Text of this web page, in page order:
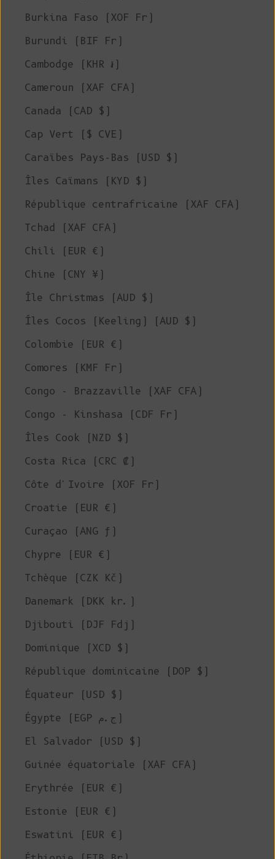
Burkina Faso (XOF Fr)
Burundi (BIF Fr)
Cambodge (KHR ៛)
Cameroun (XAF CFA)
Canada (CAD $)
Cap Vert ($ CVE)
Caraïbes Pays-Bas (USD $)
Îles Caïmans (KYD $)
République centrafricaine (XAF CFA)
Tchad (XAF CFA)
Chili (EUR €)
Chine (CNY ¥)
Île Christmas (AUD $)
Îles Cocos (Keeling) (AUD $)
Colombie (EUR €)
Comores (KMF Fr)
Congo - Brazzaville (XAF CFA)
Congo - Kinshasa (CDF Fr)
Îles Cook (NZD $)
Costa Rica (CRC ₡)
Côte d'Ivoire (XOF Fr)
Croatie (EUR €)
Curaçao (ANG ƒ)
Chypre (EUR €)
Tchèque (CZK Kč)
Danemark (DKK kr.)
Djibouti (DJF Fdj)
Dominique (XCD $)
République dominicaine (DOP $)
Équateur (USD $)
Égypte (EGP ج.م)
El Salvador (USD $)
Guinée équatoriale (XAF CFA)
Erythrée (EUR €)
Estonie (EUR €)
Eswatini (EUR €)